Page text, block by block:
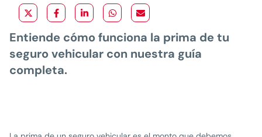
Entiende cómo funciona la prima de tu
seguro vehicular con nuestra guía
completa.